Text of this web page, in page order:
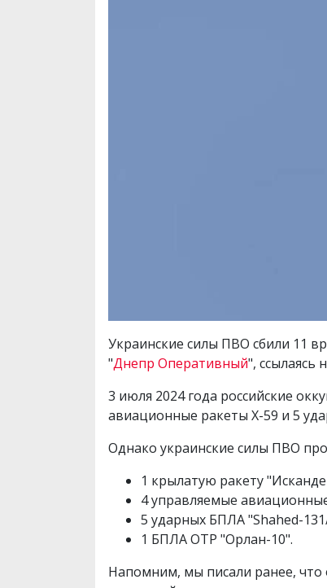
Украинские силы ПВО сбили 11
"Днепр Оперативный", ссылаясь
3 июля 2024 года российские
авиационные ракеты Х-59 и 5
Однако украинские силы ПВО
1 крылатую ракету
4 управляемые
5 ударных БПЛА "Shahed-
1 БПЛА ОТР "Орлан-10".
Напомним, мы писали ранее, что